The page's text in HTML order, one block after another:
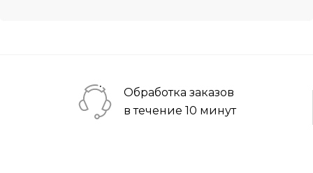
Обработка заказов
в течение 10 минут